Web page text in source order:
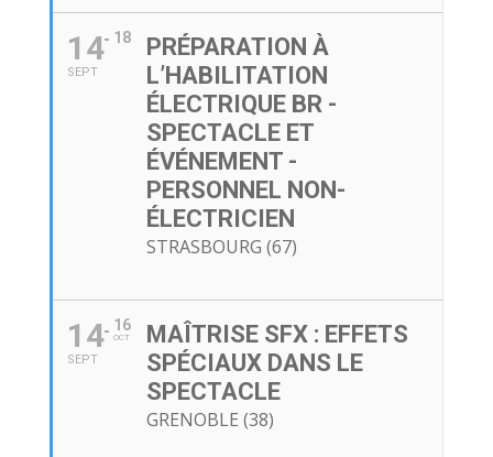
14
SEPT
18
PRÉPARATION À
L’HABILITATION
ÉLECTRIQUE BR -
SPECTACLE ET
ÉVÉNEMENT -
PERSONNEL NON-
ÉLECTRICIEN
STRASBOURG (67)
14
SEPT
16
OCT
MAÎTRISE SFX : EFFETS
SPÉCIAUX DANS LE
SPECTACLE
GRENOBLE (38)